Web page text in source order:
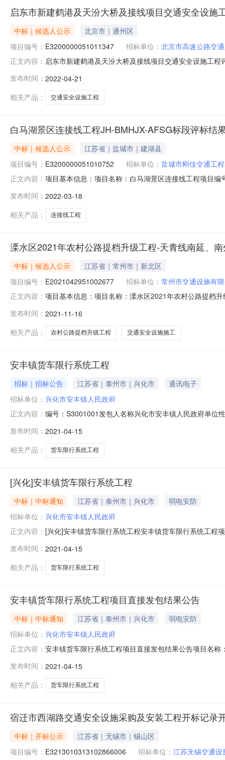
启东市新建鹤港及天汾大桥及接线项目交通安全设施
中标｜候选人公示
北京市｜通州区
项目编号： E3200000051011347 招标单位： 北京市高速公路交
正文内容： 启东市新建鹤港及天汾大桥及接线项目交通安全设施工
E3200000051011347001001详细说明：经评标委员会
发布时间： 2022-04-21
相关产品：
交通安全设施工程
白马湖景区连接线工程JH-BMHJX-AFSG标段评标结
中标｜候选人公示
江苏省｜盐城市｜建湖县
项目编号： E3200000051010752 招标单位： 盐城市刚佳交通工
正文内容： 项目基本信息：项目名称：白马湖景区连接线工程项目
选人：江苏长城交通设施设备有限公司，预期中标价格
发布时间： 2022-03-18
相关产品：
连接线工程
溧水区2021年农村公路提档升级工程-天青线南延、
中标｜候选人公示
江苏省｜常州市｜新北区
项目编号： E2021042951002677 招标单位： 常州市交通设施有
正文内容： 项目基本信息：项目名称：溧水区2021年农村公路提档
东延、茅园线、吴孔线、东山线,交通安全设施施工-JA1
发布时间： 2021-11-16
相关产品：
农村公路提档升级工程 交通安全设施施工
安丰镇货车限行系统工程
招标｜招标公告 江苏省｜泰州市｜兴化市
通讯电子
招标单位： 兴化市安丰镇人民政府
正文内容： 编号：S3001001发包人名称兴化市安丰镇人民政府单位
等级电子与智能化工程贰级企业资质证书编号
发布时间： 2021-04-15
相关产品：
货车限行系统工程
[兴化]安丰镇货车限行系统工程
中标｜中标通知 江苏省｜泰州市｜兴化市
弱电安防
招标单位： 兴化市安丰镇人民政府
正文内容： [兴化]安丰镇货车限行系统工程安丰镇货车限行系统工程
人：邓海工程规模：招标人定标原因及依据：备注：
发布时间： 2021-04-15
相关产品：
货车限行系统工程
安丰镇货车限行系统工程项目直接发包结果公告
中标｜中标通知 江苏省｜泰州市｜兴化市
弱电安防
招标单位： 兴化市安丰镇人民政府
正文内容： 安丰镇货车限行系统工程项目直接发包结果公告项目名
及依据：备注：人员类别姓名职务身份证号码职业资格证
发布时间： 2021-04-15
相关产品：
货车限行系统工程
宿迁市西湖路交通安全设施采购及安装工程开标记录
中标｜开标公示
江苏省｜无锡市｜锡山区
项目编号： E3213010313102866006 招标单位： 江苏无锡交通设